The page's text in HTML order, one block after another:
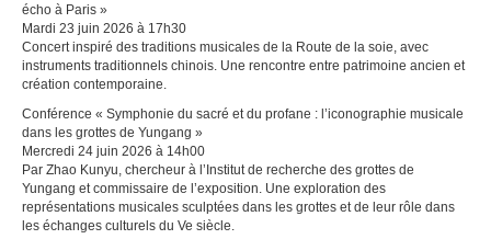
écho à Paris »
Mardi 23 juin 2026 à 17h30
Concert inspiré des traditions musicales de la Route de la soie, avec
instruments traditionnels chinois. Une rencontre entre patrimoine ancien et
création contemporaine.
Conférence « Symphonie du sacré et du profane : l’iconographie musicale
dans les grottes de Yungang »
Mercredi 24 juin 2026 à 14h00
Par Zhao Kunyu, chercheur à l’Institut de recherche des grottes de
Yungang et commissaire de l’exposition. Une exploration des
représentations musicales sculptées dans les grottes et de leur rôle dans
les échanges culturels du Ve siècle.